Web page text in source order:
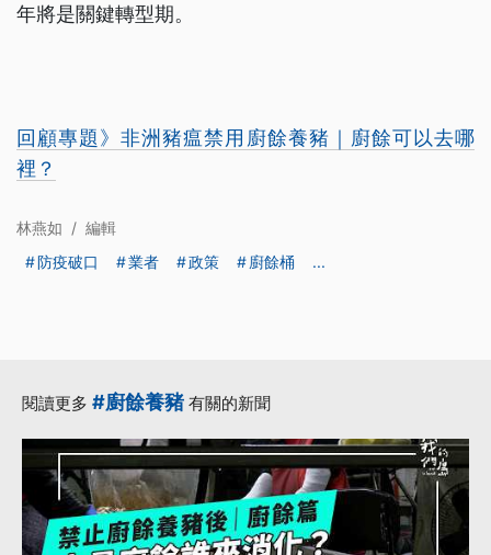
年將是關鍵轉型期。
回顧專題》非洲豬瘟禁用廚餘養豬｜廚餘可以去哪
裡？
林燕如 / 編輯
防疫破口
業者 政策 廚餘桶 ...
閱讀更多 #廚餘養豬 有關的新聞